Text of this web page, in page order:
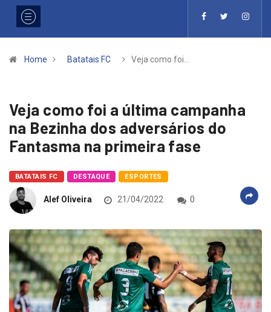
Home Batatais FC Veja como foi…
Veja como foi a última campanha
na Bezinha dos adversários do
Fantasma na primeira fase
BATATAIS FC DESTAQUE ESPORTES
Alef Oliveira 21/04/2022 0